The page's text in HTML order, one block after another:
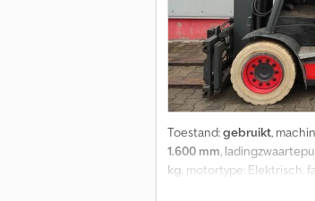
Toestand:gebruikt,
1.600 mm,
kg, motortype: Elektrisch,